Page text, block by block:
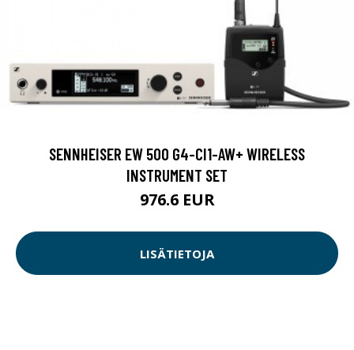
SENNHEISER EW 500 G4-CI1-AW+ WIRELESS
INSTRUMENT SET
976.6 EUR
LISÄTIETOJA